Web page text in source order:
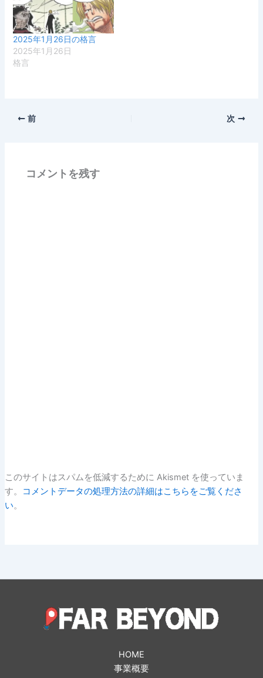
2025年1月26日の格言
2025年1月26日
格言
前 次
コメントを残す
このサイトはスパムを低減するために Akismet を使っていま
す。
コメントデータの処理方法の詳細はこちらをご覧くださ
い。
HOME
事業概要